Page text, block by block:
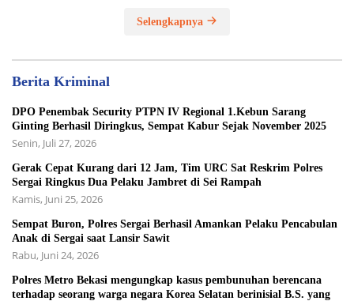
Selengkapnya
Berita Kriminal
DPO Penembak Security PTPN IV Regional 1.Kebun Sarang
Ginting Berhasil Diringkus, Sempat Kabur Sejak November 2025
Senin, Juli 27, 2026
Gerak Cepat Kurang dari 12 Jam, Tim URC Sat Reskrim Polres
Sergai Ringkus Dua Pelaku Jambret di Sei Rampah
Kamis, Juni 25, 2026
Sempat Buron, Polres Sergai Berhasil Amankan Pelaku Pencabulan
Anak di Sergai saat Lansir Sawit
Rabu, Juni 24, 2026
Polres Metro Bekasi mengungkap kasus pembunuhan berencana
terhadap seorang warga negara Korea Selatan berinisial B.S. yang